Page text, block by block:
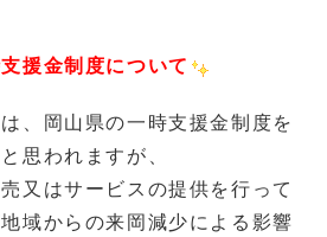
援金制度について
、岡山県の一時支援金制度を
思われますが、
又はサービスの提供を行って
域からの来岡減少による影響